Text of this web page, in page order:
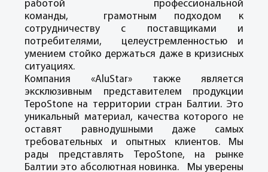
работой профессиональной
команды, грамотным подходом к
сотрудничеству с поставщиками и
потребителями, целеустремленностью и
умением стойко держаться даже в кризисных
ситуациях.
Компания «AluStar» также является
эксклюзивным представителем продукции
TepoStone на территории стран Балтии. Это
уникальный материал, качества которого не
оставят равнодушными даже самых
требовательных и опытных клиентов. Мы
рады представлять TepoStone, на рынке
Балтии это абсолютная новинка. Мы уверены